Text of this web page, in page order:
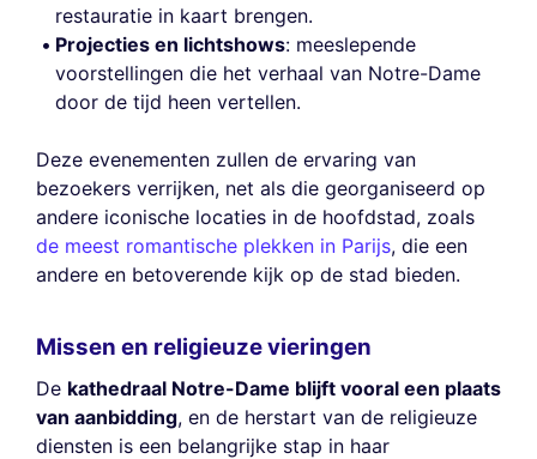
restauratie in kaart brengen.
Projecties en lichtshows: meeslepende
voorstellingen die het verhaal van Notre-Dame
door de tijd heen vertellen.
Deze evenementen zullen de ervaring van
bezoekers verrijken, net als die georganiseerd op
andere iconische locaties in de hoofdstad, zoals
de meest romantische plekken in Parijs, die een
andere en betoverende kijk op de stad bieden.
Missen en religieuze vieringen
De kathedraal Notre-Dame blijft vooral een plaats
van aanbidding, en de herstart van de religieuze
diensten is een belangrijke stap in haar